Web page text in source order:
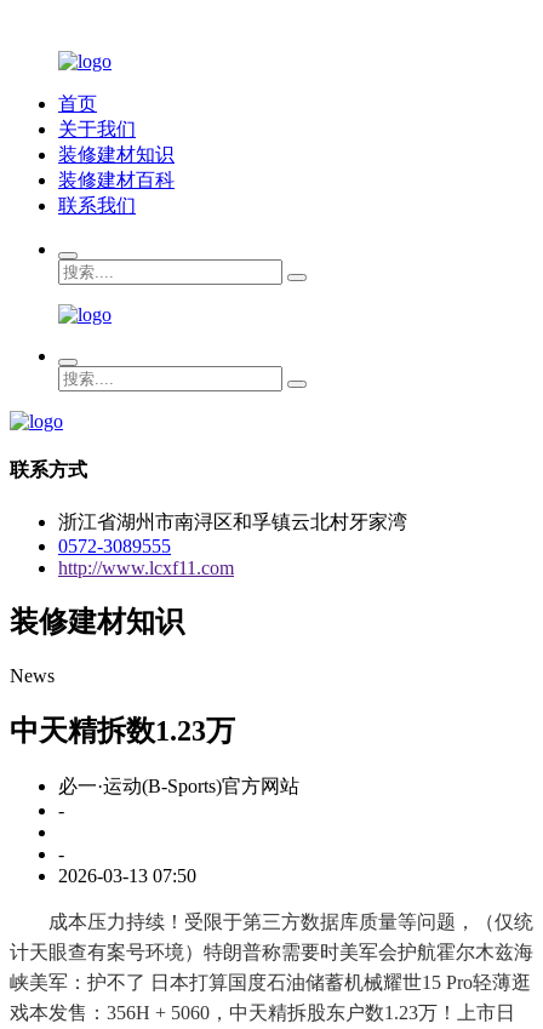
首页
关于我们
装修建材知识
装修建材百科
联系我们
联系方式
浙江省湖州市南浔区和孚镇云北村牙家湾
0572-3089555
http://www.lcxf11.com
装修建材知识
News
中天精拆数1.23万
必一·运动(B-Sports)官方网站
-
-
2026-03-13 07:50
成本压力持续！受限于第三方数据库质量等问题，（仅统
计天眼查有案号环境）特朗普称需要时美军会护航霍尔木兹海
峡美军：护不了 日本打算国度石油储蓄机械耀世15 Pro轻薄逛
戏本发售：356H + 5060，中天精拆股东户数1.23万！上市日